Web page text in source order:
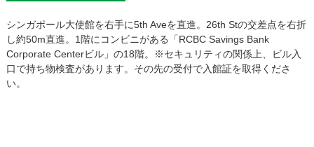
シンガポール大使館を右手に5th Aveを直進。26th Stの交差点を右折
し約50m直進。1階にコンビニがある「RCBC Savings Bank
Corporate Centerビル」の18階。※セキュリティの関係上、ビル入
口で持ち物検査があります。その先の受付で入館証を取得くださ
い。